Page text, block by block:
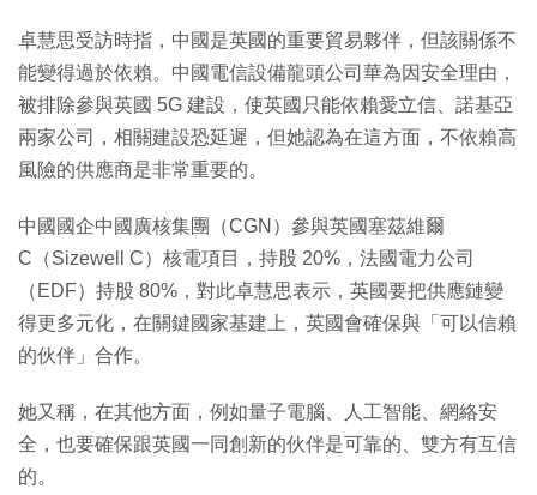
卓慧思受訪時指，中國是英國的重要貿易夥伴，但該關係不
能變得過於依賴。中國電信設備龍頭公司華為因安全理由，
被排除參與英國 5G 建設，使英國只能依賴愛立信、諾基亞
兩家公司，相關建設恐延遲，但她認為在這方面，不依賴高
風險的供應商是非常重要的。
中國國企中國廣核集團（CGN）參與英國塞茲維爾
C（Sizewell C）核電項目，持股 20%，法國電力公司
（EDF）持股 80%，對此卓慧思表示，英國要把供應鏈變
得更多元化，在關鍵國家基建上，英國會確保與「可以信賴
的伙伴」合作。
她又稱，在其他方面，例如量子電腦、人工智能、網絡安
全，也要確保跟英國一同創新的伙伴是可靠的、雙方有互信
的。